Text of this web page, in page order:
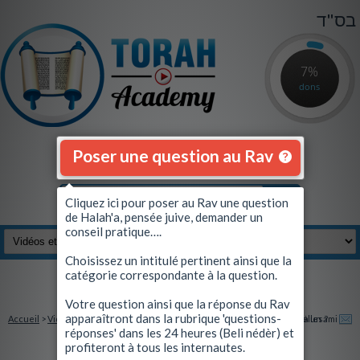
7%
dons
Se connecter|S'inscrire
בס"ד
Poser une question au Rav
Accueil >Vidéos et Quiz> Le croyant économise-t-il les bouts de chandelles ?
Envoyez à un ami
Cliquez ici pour poser au Rav une question
de Halah'a, pensée juive, demander un
conseil pratique….
Choisissez un intitulé pertinent ainsi que la
catégorie correspondante à la question.
Votre question ainsi que la réponse du Rav
apparaîtront dans la rubrique 'questions-
réponses' dans les 24 heures (Beli nédèr) et
profiteront à tous les internautes.